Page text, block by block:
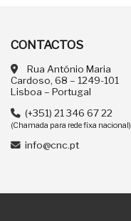
CONTACTOS
Rua António Maria
Cardoso, 68 – 1249-101
Lisboa – Portugal
(+351) 21 346 67 22
(Chamada para rede fixa nacional)
info@cnc.pt